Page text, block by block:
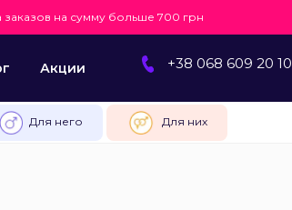
заказов на сумму больше 700 грн
Акции +38 068 609 20 10
Для него Для них